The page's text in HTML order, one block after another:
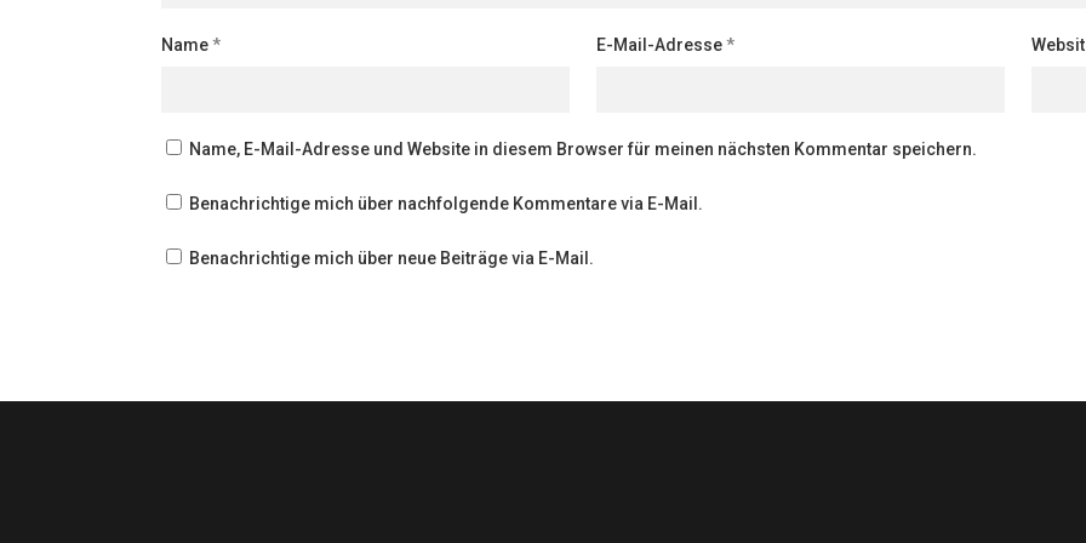
Name* E-Mail-Adresse*
Name, E-Mail-Adresse und Website in diesem Browser für meinen nächsten Kommentar speichern.
Benachrichtige mich über nachfolgende Kommentare via E-Mail.
Benachrichtige mich über neue Beiträge via E-Mail.